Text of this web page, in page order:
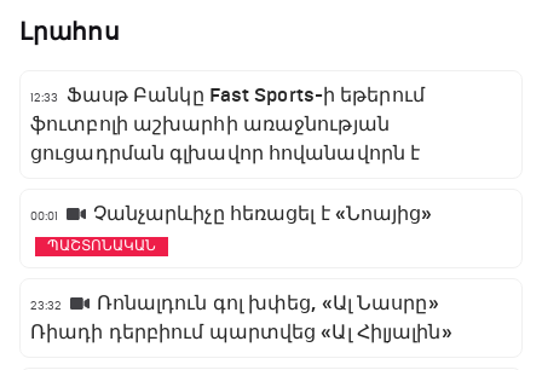
Լրահոս
12:33
Ֆասթ Բանկը Fast Sports-ի եթերում
ֆուտբոլի աշխարհի առաջնության
ցուցադրման գլխավոր հովանավորն է
00:01 Չանչարևիչը հեռացել է «Նոայից»
ՊԱՇՏՈՆԱԿԱՆ
23:32
Ռոնալդուն գոլ խփեց, «Ալ Նասրը»
Ռիադի դերբիում պարտվեց «Ալ Հիլյալին»